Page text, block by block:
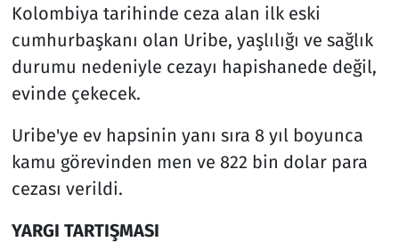
Kolombiya tarihinde ceza alan ilk eski
cumhurbaşkanı olan Uribe, yaşlılığı ve sağlık
durumu nedeniyle cezayı hapishanede değil,
evinde çekecek.
Uribe'ye ev hapsinin yanı sıra 8 yıl boyunca
kamu görevinden men ve 822 bin dolar para
cezası verildi.
YARGI TARTIŞMASI